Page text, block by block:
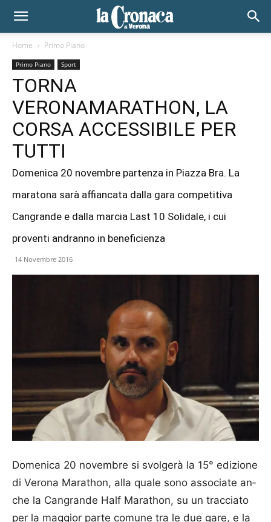
Home Primo Piano
Primo Piano Sport
TORNA
VERONAMARATHON, LA
CORSA ACCESSIBILE PER
TUTTI
Domenica 20 novembre partenza in Piazza Bra. La
maratona sarà affiancata dalla gara competitiva
Cangrande e dalla marcia Last 10 Solidale, i cui
proventi andranno in beneficienza
14 Novembre 2016
Domenica 20 novembre si svolgerà la 15° edizione
di Verona Marathon, alla quale sono associate an­
che la Can­grande Half Mar­a­thon, su un tracciato
per la maggior parte comune tra le due gare, e la